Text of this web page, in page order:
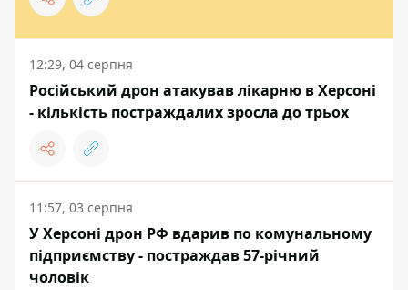
12:29, 04 серпня
Російський дрон атакував лікарню в Херсоні
- кількість постраждалих зросла до трьох
11:57, 03 серпня
У Херсоні дрон РФ вдарив по комунальному
підприємству - постраждав 57-річний
чоловік